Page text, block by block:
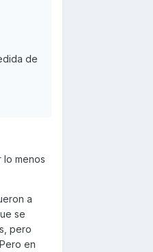
de
lo menos
a
se
pero
en